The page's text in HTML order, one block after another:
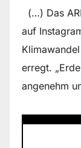
(…) Das
auf
erregt.
angenehm